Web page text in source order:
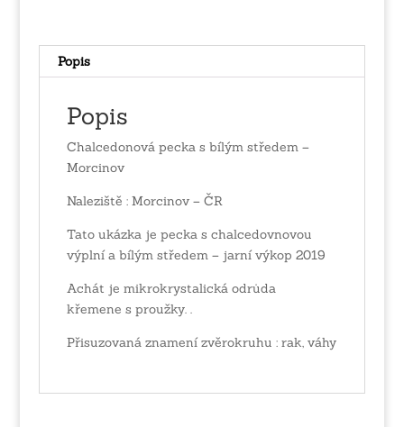
Popis
Popis
Chalcedonová pecka s bílým středem –
Morcinov
Naleziště : Morcinov – ČR
Tato ukázka je pecka s chalcedovnovou
výplní a bílým středem – jarní výkop 2019
Achát je mikrokrystalická odrůda
křemene s proužky. .
Přisuzovaná znamení zvěrokruhu : rak, váhy